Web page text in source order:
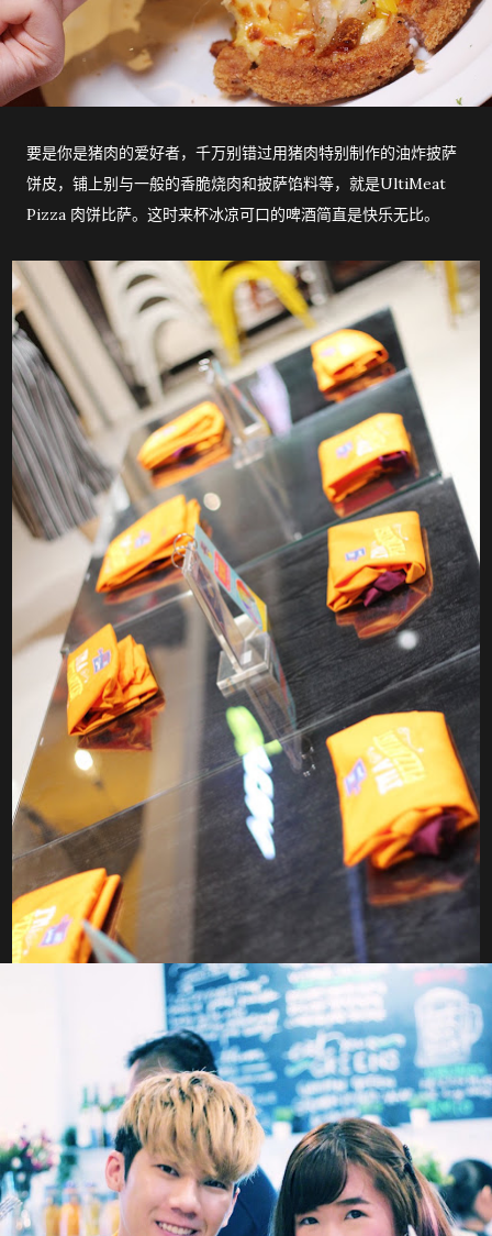
要是你是猪肉的爱好者，千万别错过用猪肉特别制作的油炸披萨
饼皮，铺上别与一般的香脆烧肉和披萨馅料等，就是UltiMeat
Pizza 肉饼比萨。这时来杯冰凉可口的啤酒简直是快乐无比。